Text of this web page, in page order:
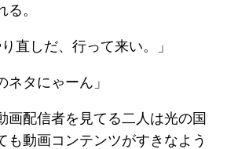
。
り直しだ、行って来い。」
ネタにゃーん」
画配信者を見てる二人は光の国
も動画コンテンツがすきなよう